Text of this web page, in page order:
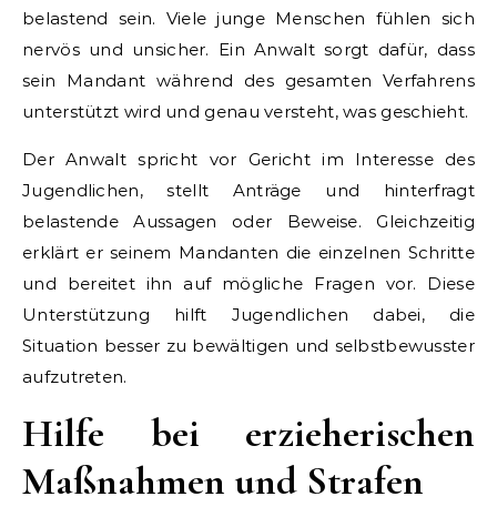
belastend sein. Viele junge Menschen fühlen sich
nervös und unsicher. Ein Anwalt sorgt dafür, dass
sein Mandant während des gesamten Verfahrens
unterstützt wird und genau versteht, was geschieht.
Der Anwalt spricht vor Gericht im Interesse des
Jugendlichen, stellt Anträge und hinterfragt
belastende Aussagen oder Beweise. Gleichzeitig
erklärt er seinem Mandanten die einzelnen Schritte
und bereitet ihn auf mögliche Fragen vor. Diese
Unterstützung hilft Jugendlichen dabei, die
Situation besser zu bewältigen und selbstbewusster
aufzutreten.
Hilfe bei erzieherischen
Maßnahmen und Strafen